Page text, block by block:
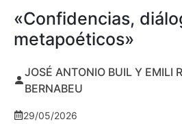
«Confidencias,
metapoéticos»
JOSÉ ANTONIO BUIL Y EMILI
BERNABEU
29/05/2026